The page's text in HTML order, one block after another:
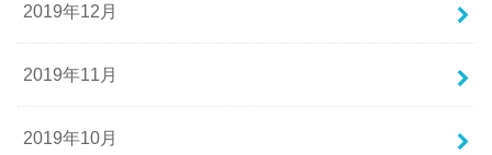
2019年12月
2019年11月
2019年10月